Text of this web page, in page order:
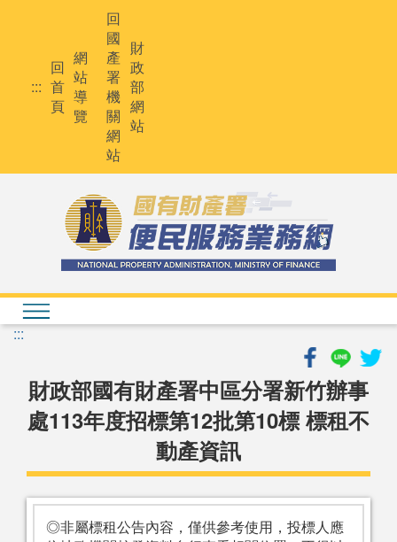
:::
回
首
頁
網
站
導
覽
回
國
產
署
機
關
網
站
財
政
部
網
站
:::
財政部國有財產署中區分署新竹辦事
處113年度招標第12批第10標 標租不
動產資訊
◎非屬標租公告內容，僅供參考使用，投標人應